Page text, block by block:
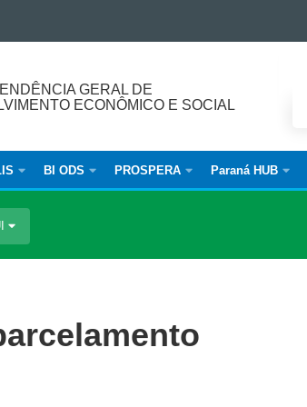
GERAL DE
ECONÔMICO E SOCIAL
BI ODS PROSPERA Paraná HUB